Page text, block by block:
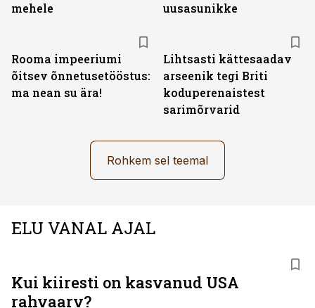
mehele
uusasunikke
Rooma impeeriumi
õitsev õnnetusetööstus:
ma nean su ära!
Lihtsasti kättesaadav
arseenik tegi Briti
koduperenaistest
sarimõrvarid
Rohkem sel teemal
ELU VANAL AJAL
Kui kiiresti on kasvanud USA
rahvaarv?